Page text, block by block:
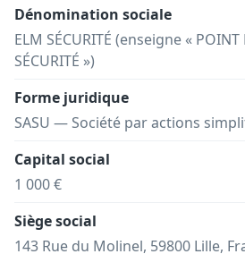
Dénomination sociale
ELM SÉCURITÉ (enseigne « POINT
SÉCURITÉ »)
Forme juridique
SASU — Société par actions
Capital social
1 000 €
Siège social
143 Rue du Molinel, 59800 Lille,